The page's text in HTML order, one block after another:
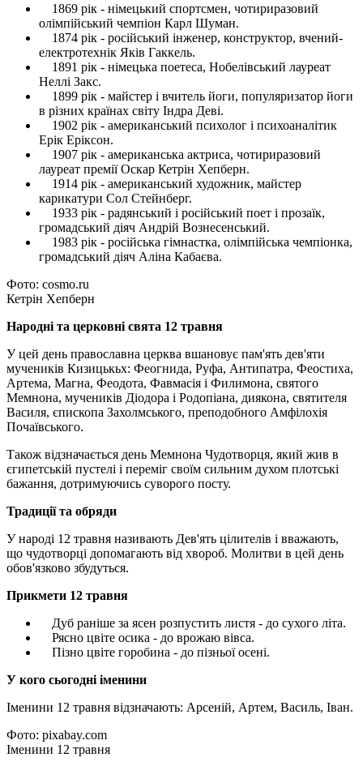
1869 рік - німецький спортсмен, чотириразовий
олімпійський чемпіон Карл Шуман.
1874 рік - російський інженер, конструктор, вчений-
електротехнік Яків Гаккель.
1891 рік - німецька поетеса, Нобелівський лауреат
Неллі Закс.
1899 рік - майстер і вчитель йоги, популяризатор йоги
в різних країнах світу Індра Деві.
1902 рік - американський психолог і психоаналітик
Ерік Еріксон.
1907 рік - американська актриса, чотириразовий
лауреат премії Оскар Кетрін Хепберн.
1914 рік - американський художник, майстер
карикатури Сол Стейнберг.
1933 рік - радянський і російський поет і прозаїк,
громадський діяч Андрій Вознесенський.
1983 рік - російська гімнастка, олімпійська чемпіонка,
громадський діяч Аліна Кабаєва.
Фото: cosmo.ru
Кетрін Хепберн
Народні та церковні свята 12 травня
У цей день православна церква вшановує пам'ять дев'яти
мучеників Кизицькьх: Феогнида, Руфа, Антипатра, Феостиха,
Артема, Магна, Феодота, Фавмасія і Филимона, святого
Мемнона, мучеників Діодора і Родопіана, диякона, святителя
Василя, єпископа Захолмського, преподобного Амфілохія
Почаївського.
Також відзначається день Мемнона Чудотворця, який жив в
єгипетській пустелі і переміг своїм сильним духом плотські
бажання, дотримуючись суворого посту.
Традиції та обряди
У народі 12 травня називають Дев'ять цілителів і вважають,
що чудотворці допомагають від хвороб. Молитви в цей день
обов'язково збудуться.
Прикмети 12 травня
Дуб раніше за ясен розпустить листя - до сухого літа.
Рясно цвіте осика - до врожаю вівса.
Пізно цвіте горобина - до пізньої осені.
У кого сьогодні іменини
Іменини 12 травня відзначають: Арсеній, Артем, Василь, Іван.
Фото: pixabay.com
Іменини 12 травня